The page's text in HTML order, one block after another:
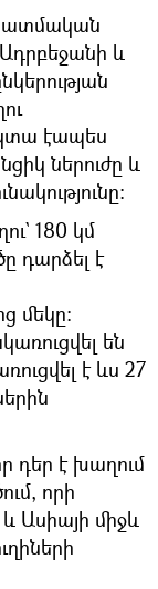
և
կտա էապես
ներուժը և
180 կմ
դարձել է
մեկը:
են
է ևս 27
դեր է խաղում
որի
Ասիայի միջև